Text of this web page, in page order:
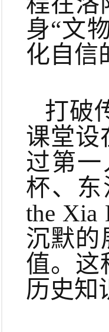
身“文
化自信
打破
课堂设
过第
杯、东
the Xia
沉默的
值。这
历史知